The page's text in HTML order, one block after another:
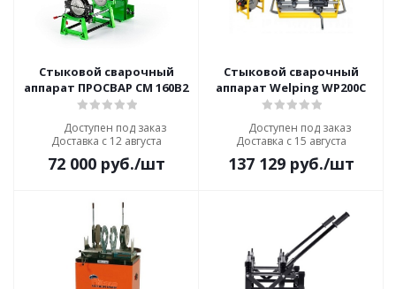
Стыковой сварочный
аппарат ПРОСВАР СМ 160В2
Доступен под заказ
Доставка с 12 августа
72 000руб./шт
Стыковой сварочный
аппарат Welping WP200C
Доступен под заказ
Доставка с 15 августа
137 129руб./шт